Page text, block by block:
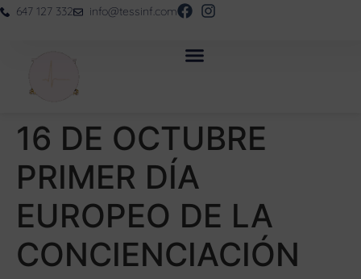
647 127 332 info@tessinf.com
16 DE OCTUBRE
PRIMER DÍA
EUROPEO DE LA
CONCIENCIACIÓN